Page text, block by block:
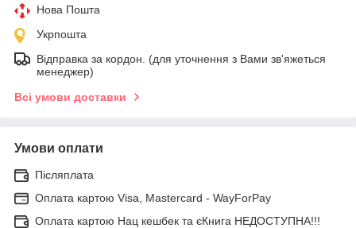
Нова Пошта
Укрпошта
Відправка за кордон. (для уточнення з Вами зв'яжеться
менеджер)
Всі умови доставки
Умови оплати
Післяплата
Оплата картою Visa, Mastercard - WayForPay
Оплата картою Нац кешбек та єКнига НЕДОСТУПНА!!!